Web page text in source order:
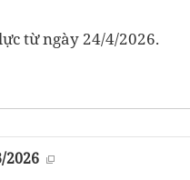
từ ngày 24/4/2026.
2026